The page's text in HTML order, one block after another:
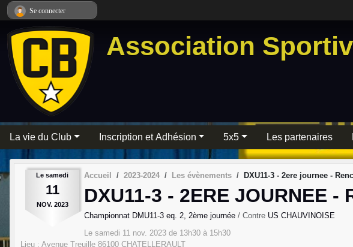
Association
La vie du Club Inscription et Adhésion 5x5 Les partenaires
Le samedi
11
NOV. 2023
Accueil 2023-2024 Les évènements DXU11-3 - 2ere journee -
DXU11-3 - 2ERE JOURNEE -
Championnat DMU11-3 eq. 2, 2ème journée / Contre US CHAUVINOISE
Le samedi 11 nov. 2023 de 13h30 à 15h30
Lieu : Avenue Treuille 86100 CHATELLERAULT
Se connecter
Panneau de gestion des cookies